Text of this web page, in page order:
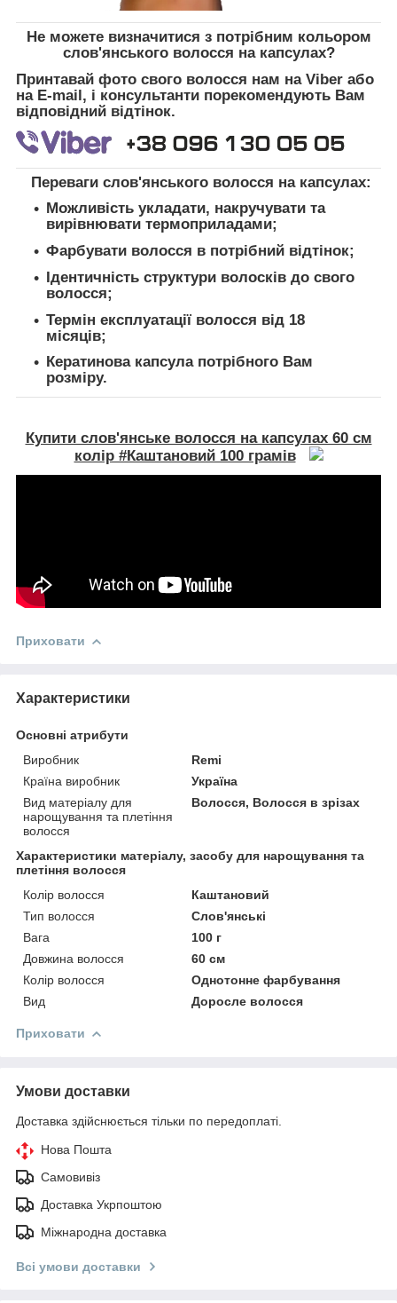
Не можете визначитися з потрібним кольором
слов'янського волосся на капсулах?
Принтавай фото свого волосся нам на Viber або
на E-mail, і консультанти порекомендують Вам
відповідний відтінок.
Переваги слов'янського волосся на капсулах:
Можливість укладати, накручувати та
вирівнювати термоприладами;
Фарбувати волосся в потрібний відтінок;
Ідентичність структури волосків до свого
волосся;
Термін експлуатації волосся від 18
місяців;
Кератинова капсула потрібного Вам
розміру.
Купити слов'янське волосся на капсулах 60 см
колір #Каштановий 100 грамів
Приховати
Характеристики
Основні атрибути
Виробник
Remi
Країна виробник
Україна
Вид матеріалу для
нарощування та плетіння
волосся
Волосся, Волосся в зрізах
Характеристики матеріалу, засобу для нарощування та
плетіння волосся
Колір волосся
Каштановий
Тип волосся
Слов'янські
Вага
100 г
Довжина волосся
60 см
Колір волосся
Однотонне фарбування
Вид
Доросле волосся
Приховати
Умови доставки
Доставка здійснюється тільки по передоплаті.
Нова Пошта
Самовивіз
Доставка Укрпоштою
Міжнародна доставка
Всі умови доставки